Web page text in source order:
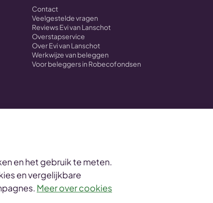
Contact
Veelgestelde vragen
Reviews Evi van Lanschot
Overstapservice
Over Evi van Lanschot
Werkwijze van beleggen
Voor beleggers in Robecofondsen
en het gebruik te meten.
en vergelijkbare
Meer over cookies